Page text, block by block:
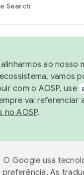
Search
ao
vamos
com o AOSP, use
vai referenciar
no AOSP.
O Google usa
preferência. As